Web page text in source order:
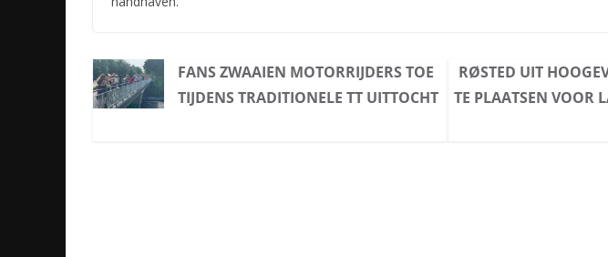
FANS ZWAAIEN MOTORRIJDERS TOE
TIJDENS TRADITIONELE TT UITTOCHT
RØSTED UIT
TE PLAATSEN VOOR